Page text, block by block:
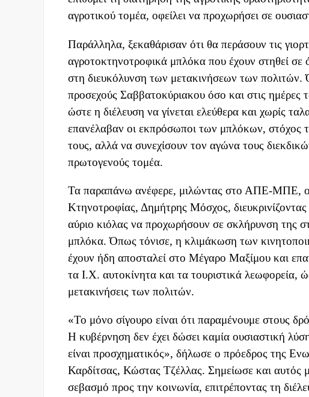
αγροτικού τομέα, οφείλει να προχωρήσει σε
Παράλληλα, ξεκαθάρισαν ότι θα περάσουν τις
αγροτοκτηνοτροφικά μπλόκα που έχουν στηθεί
στη διευκόλυνση των μετακινήσεων των
προσεχούς Σαββατοκύριακου όσο και στις ημέρες
ώστε η διέλευση να γίνεται ελεύθερα και χωρίς
επανέλαβαν οι εκπρόσωποι των μπλόκων, στόχος
τους, αλλά να συνεχίσουν τον αγώνα τους
πρωτογενούς τομέα.
Τα παραπάνω ανέφερε, μιλώντας στο ΑΠΕ-ΜΠΕ, ο
Κτηνοτροφίας, Δημήτρης Μόσχος,
αύριο κιόλας να προχωρήσουν σε σκλήρυνση της
μπλόκα. Όπως τόνισε, η κλιμάκωση των
έχουν ήδη αποσταλεί στο Μέγαρο Μαξίμου και
τα Ι.Χ. αυτοκίνητα και τα τουριστικά λεωφορεία,
μετακινήσεις των πολιτών.
«Το μόνο σίγουρο είναι ότι παραμένουμε στους
Η κυβέρνηση δεν έχει δώσει καμία ουσιαστική
είναι προσχηματικός», δήλωσε ο πρόεδρος της
Καρδίτσας, Κώστας Τζέλλας. Σημείωσε και αυτός
σεβασμό προς την κοινωνία, επιτρέποντας τη